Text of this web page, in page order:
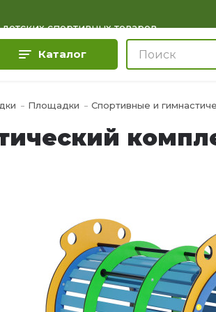
спортивных товаров
Каталог
Площадки Спортивные и